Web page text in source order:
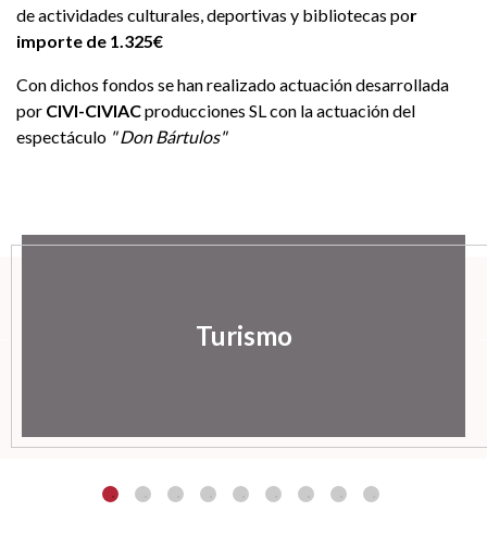
de actividades culturales, deportivas y bibliotecas por
importe de 1.325€
Con dichos fondos se han realizado actuación desarrollada
por CIVI-CIVIACproducciones SL con la actuación del
espectáculo " Don Bártulos"
Turismo